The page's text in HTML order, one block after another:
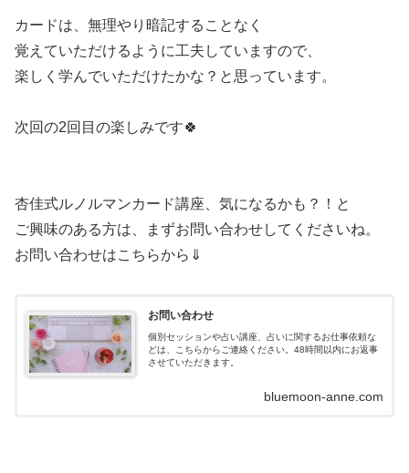
カードは、無理やり暗記することなく
覚えていただけるように工夫していますので、
楽しく学んでいただけたかな？と思っています。
次回の2回目の楽しみです🍀
杏佳式ルノルマンカード講座、気になるかも？！と
ご興味のある方は、まずお問い合わせしてくださいね。
お問い合わせはこちらから⇓
お問い合わせ
個別セッションや占い講座、占いに関するお仕事依頼な
どは、こちらからご連絡ください。48時間以内にお返事
させていただきます。
bluemoon-anne.com